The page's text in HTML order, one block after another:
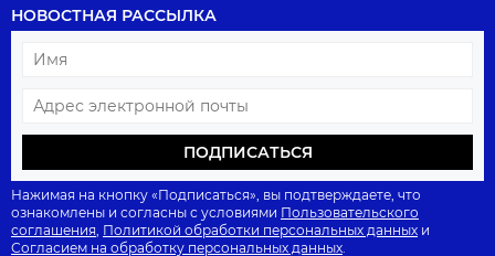
НОВОСТНАЯ РАССЫЛКА
ПОДПИСАТЬСЯ
Нажимая на кнопку «Подписаться», вы подтверждаете, что
ознакомлены и согласны с условиями Пользовательского
соглашения, Политикой обработки персональных данных и
Согласием на обработку персональных данных.